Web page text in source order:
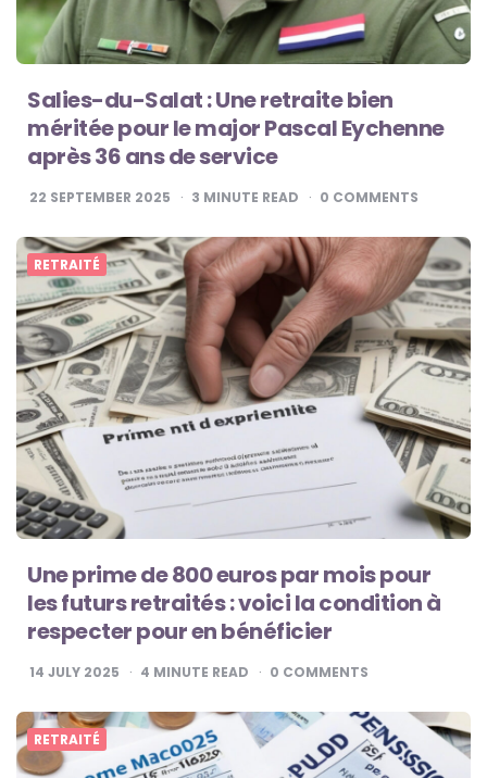
Salies-du-Salat : Une retraite bien
méritée pour le major Pascal Eychenne
après 36 ans de service
22 SEPTEMBER 2025 3 MINUTE READ 0 COMMENTS
RETRAITÉ
Une prime de 800 euros par mois pour
les futurs retraités : voici la condition à
respecter pour en bénéficier
14 JULY 2025 4 MINUTE READ 0 COMMENTS
RETRAITÉ